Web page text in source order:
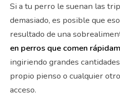
Si a tu perro le suenan las
demasiado, es posible que
resultado de una
en perros que comen
ingiriendo grandes
propio pienso o cualquier
acceso.